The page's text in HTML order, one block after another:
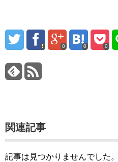
0 0 0
関連記事
記事は見つかりませんでした。